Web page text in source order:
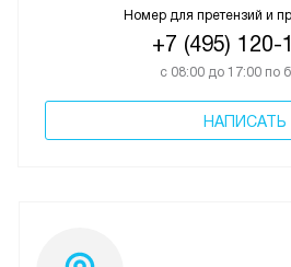
Номер для претензий и
+7 (495) 120-
с 08:00 до 17:00 по
НАПИСАТЬ